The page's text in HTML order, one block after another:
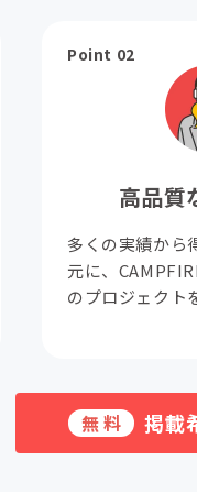
Point 02
高品質
多くの実績から
元に、
のプロジェクト
無料 掲載